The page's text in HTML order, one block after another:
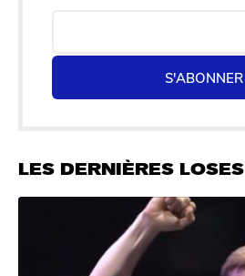
S'ABONNER
LES DERNIÈRES LOSES